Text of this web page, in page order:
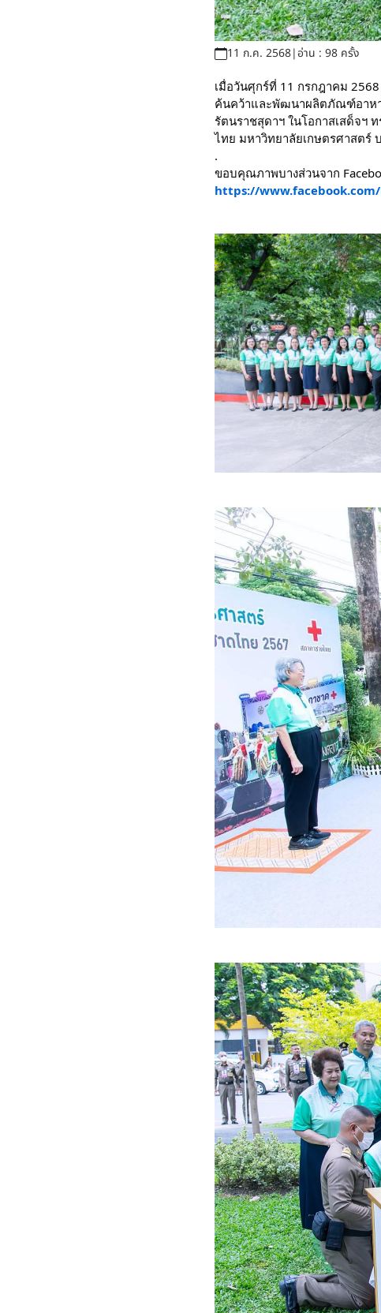
11 ก.ค. 2568|อ่าน : 98 ครั้ง
เมื่อวันศุกร์ที่ 11 กรกฎาคม
ค้นคว้าและพัฒนาผลิตภัณฑ์อาหา
รัตนราชสุดาฯ ในโอกาสเสด็จฯ
ไทย มหาวิทยาลัยเกษตรศาสตร์
.
ขอบคุณภาพบางส่วนจาก
https://